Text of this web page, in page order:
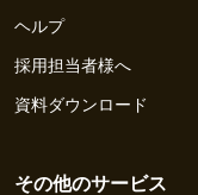
ヘルプ
採用担当者様へ
資料ダウンロード
その他のサービス